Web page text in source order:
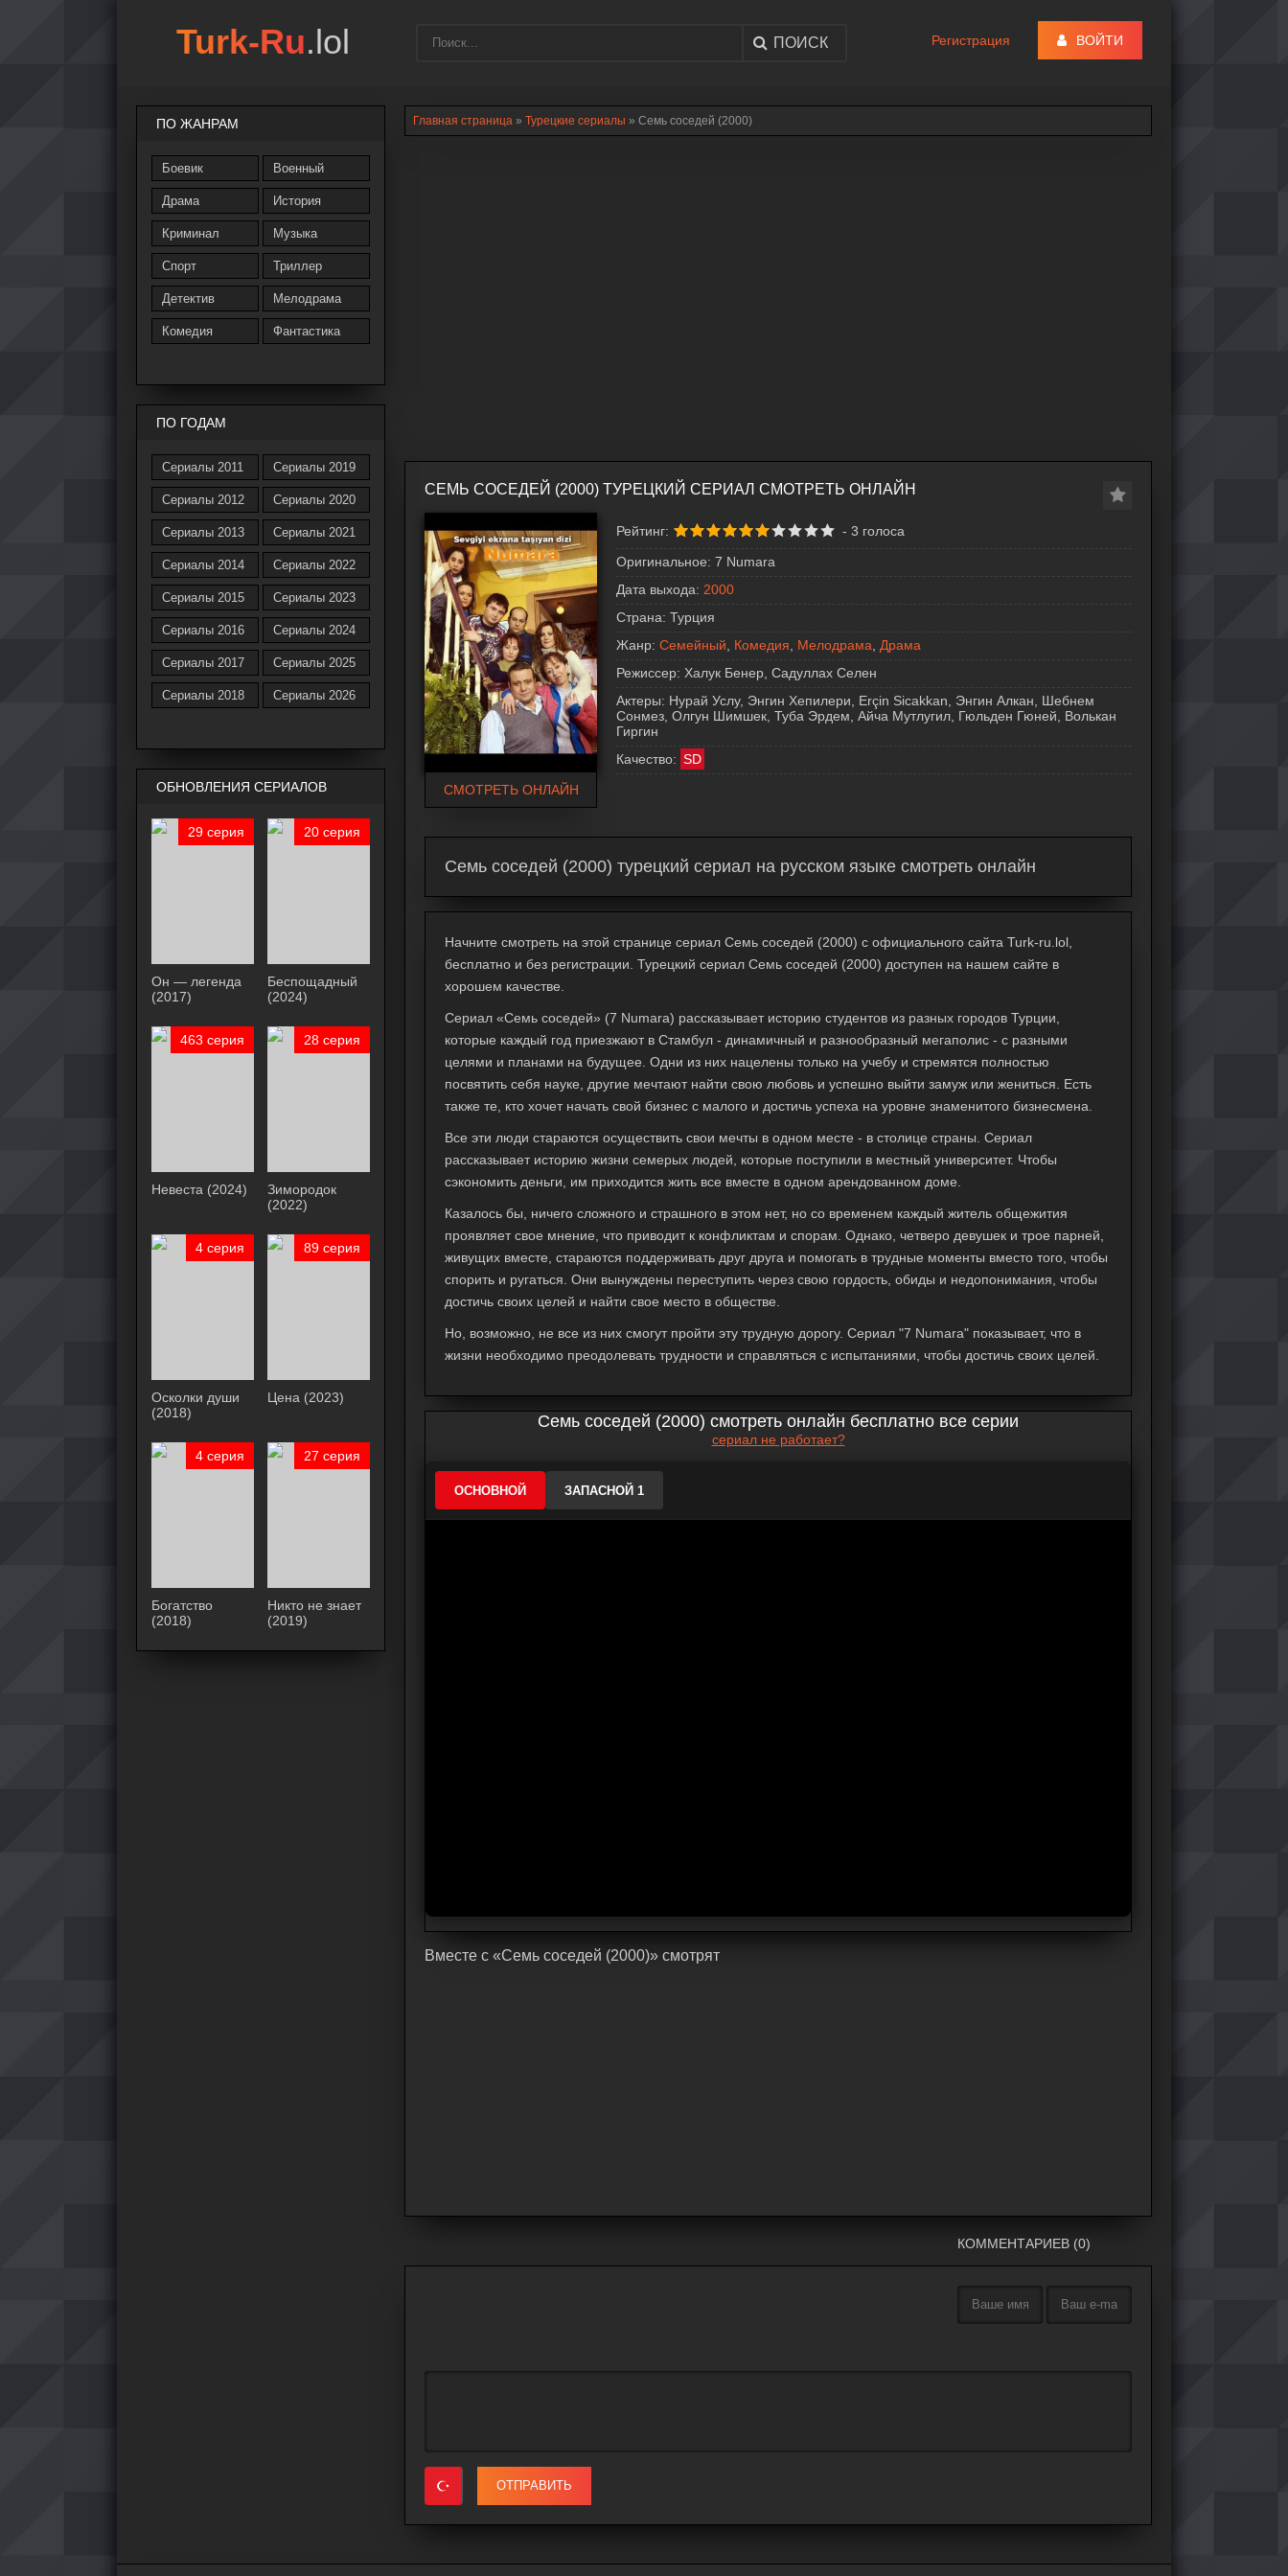
Главная страница » Турецкие сериалы » Семь соседей (2000)
СЕМЬ СОСЕДЕЙ (2000) ТУРЕЦКИЙ СЕРИАЛ СМОТРЕТЬ ОНЛАЙН
СМОТРЕТЬ ОНЛАЙН
Рейтинг: - 3 голоса
Оригинальное: 7 Numara
Дата выхода: 2000
Страна: Турция
Жанр: Семейный Комедия Мелодрама
Драма
Режиссер: Халук Бенер, Садуллах Селен
Актеры: Нурай Услу, Энгин Хепилери, Erçin Sicakkan, Энгин Алкан, Шебнем
Сонмез, Олгун Шимшек, Туба Эрдем, Айча Мутлугил, Гюльден Гюней, Волькан
Гиргин
Качество: SD
Семь соседей (2000) турецкий сериал на русском языке смотреть онлайн
Начните смотреть на этой странице сериал Семь соседей (2000) с официального сайта Turk-ru.lol,
бесплатно и без регистрации. Турецкий сериал Семь соседей (2000) доступен на нашем сайте в
хорошем качестве.
Сериал «Семь соседей» (7 Numara) рассказывает историю студентов из разных городов Турции,
которые каждый год приезжают в Стамбул - динамичный и разнообразный мегаполис - с разными
целями и планами на будущее. Одни из них нацелены только на учебу и стремятся полностью
посвятить себя науке, другие мечтают найти свою любовь и успешно выйти замуж или жениться. Есть
также те, кто хочет начать свой бизнес с малого и достичь успеха на уровне знаменитого бизнесмена.
Все эти люди стараются осуществить свои мечты в одном месте - в столице страны. Сериал
рассказывает историю жизни семерых людей, которые поступили в местный университет. Чтобы
сэкономить деньги, им приходится жить все вместе в одном арендованном доме.
Казалось бы, ничего сложного и страшного в этом нет, но со временем каждый житель общежития
проявляет свое мнение, что приводит к конфликтам и спорам. Однако, четверо девушек и трое парней,
живущих вместе, стараются поддерживать друг друга и помогать в трудные моменты вместо того, чтобы
спорить и ругаться. Они вынуждены переступить через свою гордость, обиды и недопонимания, чтобы
достичь своих целей и найти свое место в обществе.
Но, возможно, не все из них смогут пройти эту трудную дорогу. Сериал "7 Numara" показывает, что в
жизни необходимо преодолевать трудности и справляться с испытаниями, чтобы достичь своих целей.
Семь соседей (2000) смотреть онлайн бесплатно все серии
сериал не работает?
ОСНОВНОЙ ЗАПАСНОЙ 1
Bмecтe c «Семь соседей (2000)» cмoтpят
КОММЕНТАРИЕВ (0)
ОТПРАВИТЬ
ПО ЖАНРАМ
Боевик
Драма
Криминал
Спорт
Детектив
Комедия
Военный
История
Музыка
Триллер
Мелодрама
Фантастика
ПО ГОДАМ
Сериалы 2011
Сериалы 2012
Сериалы 2013
Сериалы 2014
Сериалы 2015
Сериалы 2016
Сериалы 2017
Сериалы 2018
Сериалы 2019
Сериалы 2020
Сериалы 2021
Сериалы 2022
Сериалы 2023
Сериалы 2024
Сериалы 2025
Сериалы 2026
ОБНОВЛЕНИЯ СЕРИАЛОВ
29 серия
Он — легенда
(2017)
20 серия
Беспощадный
(2024)
463 серия
Невеста (2024)
28 серия
Зимородок
(2022)
4 серия
Осколки души
(2018)
89 серия
Цена (2023)
4 серия
Богатство
(2018)
27 серия
Никто не знает
(2019)
Turk-Ru.lol ПОИСК Регистрация ВОЙТИ